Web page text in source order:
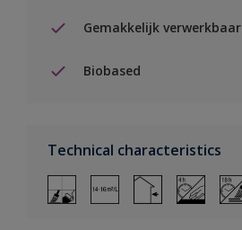
Gemakkelijk verwerkbaar
Biobased
Technical characteristics